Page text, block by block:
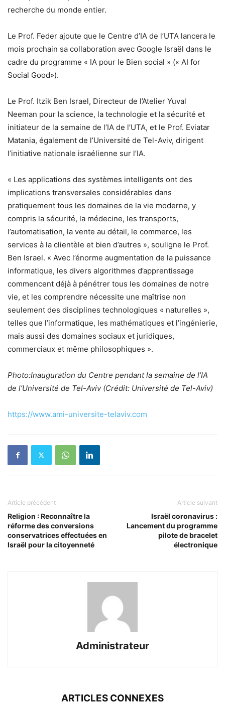
recherche du monde entier.
Le Prof. Feder ajoute que le Centre d’IA de l’UTA lancera le
mois prochain sa collaboration avec Google Israël dans le
cadre du programme « IA pour le Bien social » (« AI for
Social Good»).
Le Prof. Itzik Ben Israel, Directeur de l’Atelier Yuval
Neeman pour la science, la technologie et la sécurité et
initiateur de la semaine de l’IA de l’UTA, et le Prof. Eviatar
Matania, également de l’Université de Tel-Aviv, dirigent
l’initiative nationale israélienne sur l’IA.
« Les applications des systèmes intelligents ont des
implications transversales considérables dans
pratiquement tous les domaines de la vie moderne, y
compris la sécurité, la médecine, les transports,
l’automatisation, la vente au détail, le commerce, les
services à la clientèle et bien d’autres », souligne le Prof.
Ben Israel. « Avec l’énorme augmentation de la puissance
informatique, les divers algorithmes d’apprentissage
commencent déjà à pénétrer tous les domaines de notre
vie, et les comprendre nécessite une maîtrise non
seulement des disciplines technologiques « naturelles »,
telles que l’informatique, les mathématiques et l’ingénierie,
mais aussi des domaines sociaux et juridiques,
commerciaux et même philosophiques ».
Photo:Inauguration du Centre pendant la semaine de l’IA
de l’Université de Tel-Aviv (Crédit: Université de Tel-Aviv)
https://www.ami-universite-telaviv.com
Article précédent
Religion : Reconnaître la
réforme des conversions
conservatrices effectuées en
Israël pour la citoyenneté
Article suivant
Israël coronavirus :
Lancement du programme
pilote de bracelet
électronique
Administrateur
ARTICLES CONNEXES